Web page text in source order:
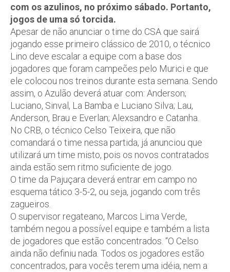
com os azulinos, no próximo sábado. Portanto,
jogos de uma só torcida.
Apesar de não anunciar o time do CSA que sairá
jogando esse primeiro clássico de 2010, o técnico
Lino deve escalar a equipe com a base dos
jogadores que foram campeões pelo Murici e que
ele colocou nos treinos durante esta semana. Sendo
assim, o Azulão deverá atuar com: Anderson;
Luciano, Sinval, La Bamba e Luciano Silva; Lau,
Anderson, Brau e Everlan; Alexsandro e Catanha.
No CRB, o técnico Celso Teixeira, que não
comandará o time nessa partida, já anunciou que
utilizará um time misto, pois os novos contratados
ainda estão sem ritmo suficiente de jogo.
O time da Pajuçara deverá entrar em campo no
esquema tático 3-5-2, ou seja, jogando com três
zagueiros.
O supervisor regateano, Marcos Lima Verde,
também negou a possível equipe e também a lista
de jogadores que estão concentrados. “O Celso
ainda não definiu nada. Todos os jogadores estão
concentrados, para vocês terem uma idéia, nem a